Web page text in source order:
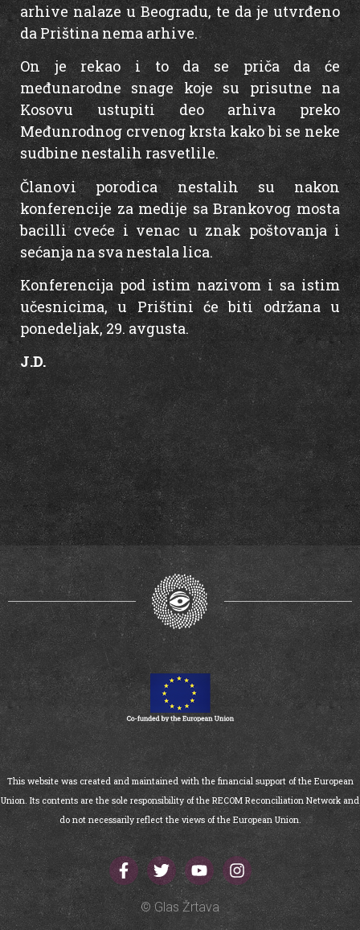
arhive nalaze u Beogradu, te da je utvrđeno
da Priština nema arhive.
On je rekao i to da se priča da će
međunarodne snage koje su prisutne na
Kosovu ustupiti deo arhiva preko
Međunrodnog crvenog krsta kako bi se neke
sudbine nestalih rasvetlile.
Članovi porodica nestalih su nakon
konferencije za medije sa Brankovog mosta
bacilli cveće i venac u znak poštovanja i
sećanja na sva nestala lica.
Konferencija pod istim nazivom i sa istim
učesnicima, u Prištini će biti održana u
ponedeljak, 29. avgusta.
J.D.
This website was created and maintained with the financial support of the European
Union. Its contents are the sole responsibility of the RECOM Reconciliation Network and
do not necessarily reflect the views of the European Union.
© Glas Žrtava